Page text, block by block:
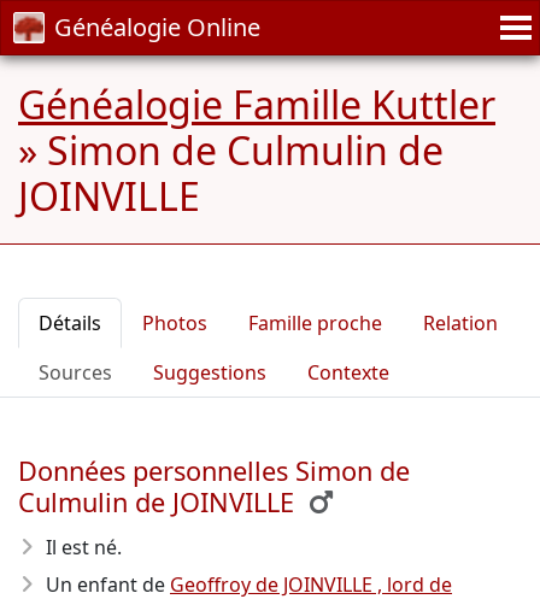
Généalogie Online
Généalogie Famille Kuttler
» Simon de Culmulin de
JOINVILLE
Détails Photos Famille proche
Relation
Sources
Suggestions Contexte
Données personnelles Simon de
Culmulin de JOINVILLE
Il est né.
Un enfant de Geoffroy de JOINVILLE , lord de